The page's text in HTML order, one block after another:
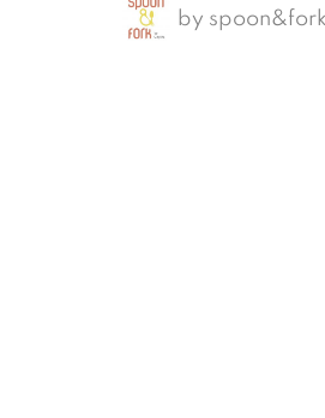
by spoon&fork